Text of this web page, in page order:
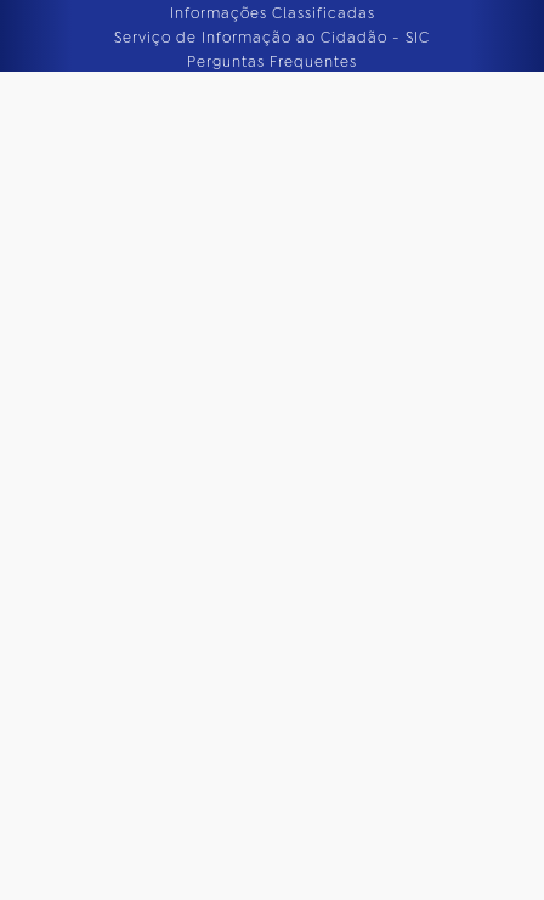
Informações Classificadas
Serviço de Informação ao Cidadão - SIC
Perguntas Frequentes